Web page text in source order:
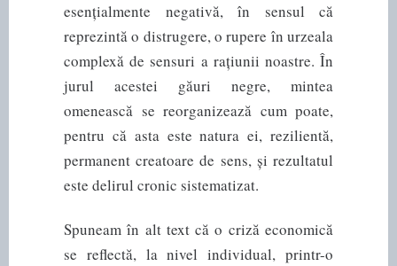
esențialmente negativă, în sensul că
reprezintă o distrugere, o rupere în urzeala
complexă de sensuri a rațiunii noastre. În
jurul acestei găuri negre, mintea
omenească se reorganizează cum poate,
pentru că asta este natura ei, rezilientă,
permanent creatoare de sens, și rezultatul
este delirul cronic sistematizat.
Spuneam în alt text că o criză economică
se reflectă, la nivel individual, printr-o